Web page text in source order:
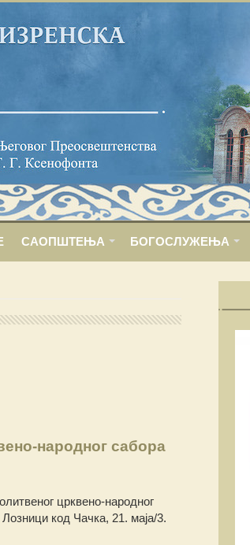
САОПШТЕЊА БОГОСЛУЖЕЊА
народног сабора
црквено-народног
код Чачка, 21. маја/3.